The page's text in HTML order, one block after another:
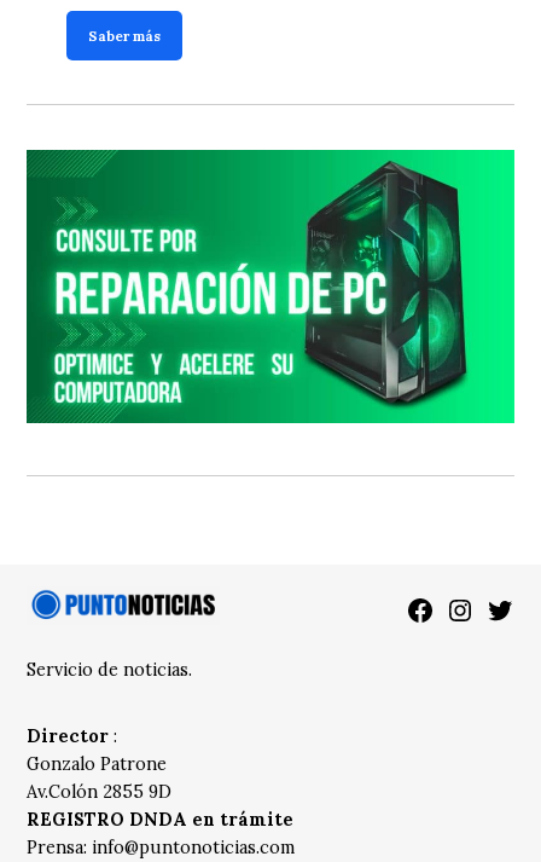
Saber más
Facebook
Servicio de noticias.
Director :
Gonzalo Patrone
Av.Colón 2855 9D
REGISTRO DNDA en trámite
Prensa: info@puntonoticias.com